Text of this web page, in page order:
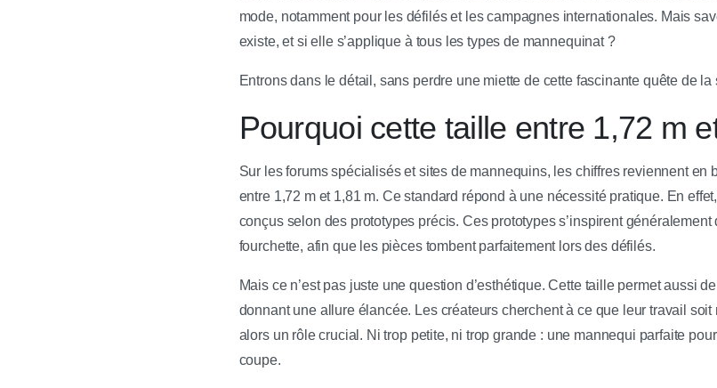
mode, notamment pour les défilés et les campagnes internationales. Mais
existe, et si elle s’applique à tous les types de mannequinat ?
Entrons dans le détail, sans perdre une miette de cette fascinante quête de la
Pourquoi cette taille entre 1,72 m
Sur les forums spécialisés et sites de mannequins, les chiffres reviennent en
entre 1,72 m et 1,81 m. Ce standard répond à une nécessité pratique. En
conçus selon des prototypes précis. Ces prototypes s’inspirent
fourchette, afin que les pièces tombent parfaitement lors des défilés.
Mais ce n’est pas juste une question d’esthétique. Cette taille permet aussi
donnant une allure élancée. Les créateurs cherchent à ce que leur travail
alors un rôle crucial. Ni trop petite, ni trop grande : une mannequi parfaite
coupe.